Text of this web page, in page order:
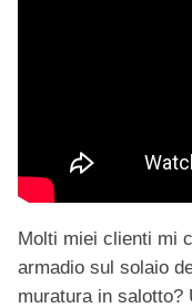
Molti miei clienti mi
armadio sul solaio
muratura in salotto?